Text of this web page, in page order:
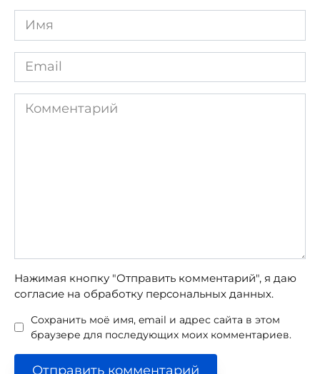
Имя
*
Email
*
Комментарий
Нажимая кнопку "Отправить комментарий", я даю
согласие на обработку персональных данных.
Сохранить моё имя, email и адрес сайта в этом
браузере для последующих моих комментариев.